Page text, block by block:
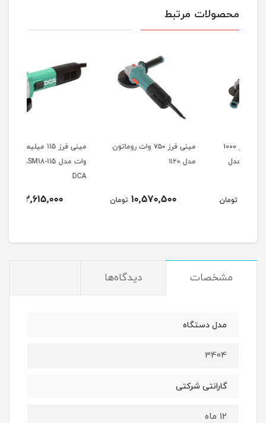
محصولات مرتبط
مینی فرز ۷۵۰ وات روماتون
مدل ۱۱۲۰
10,570,500 تومان
مینی فرز 115 میلیمتر 860
وات مدل ASM18-115 برند
12,615,000 تومان
مشخصات دیدگاه‌ها
مدل دستگاه
3404
گارانتی شرکتی
12 ماه